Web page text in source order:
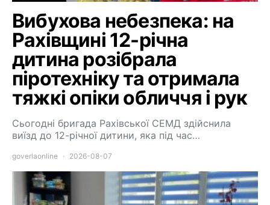
Вибухова небезпека: на
Рахівщині 12-річна
дитина розібрала
піротехніку та отримала
тяжкі опіки обличчя і рук
Сьогодні бригада Рахівської СЕМД здійснила
виїзд до 12-річної дитини, яка під час…
goverlaonline 2026-08-07